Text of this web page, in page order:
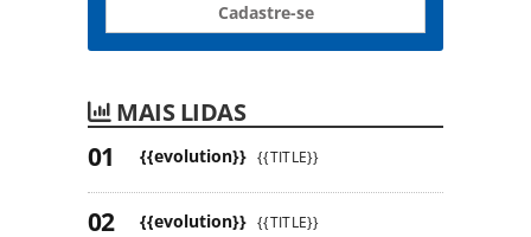
Cadastre-se
MAIS LIDAS
{{evolution}} {{TITLE}}
{{evolution}} {{TITLE}}